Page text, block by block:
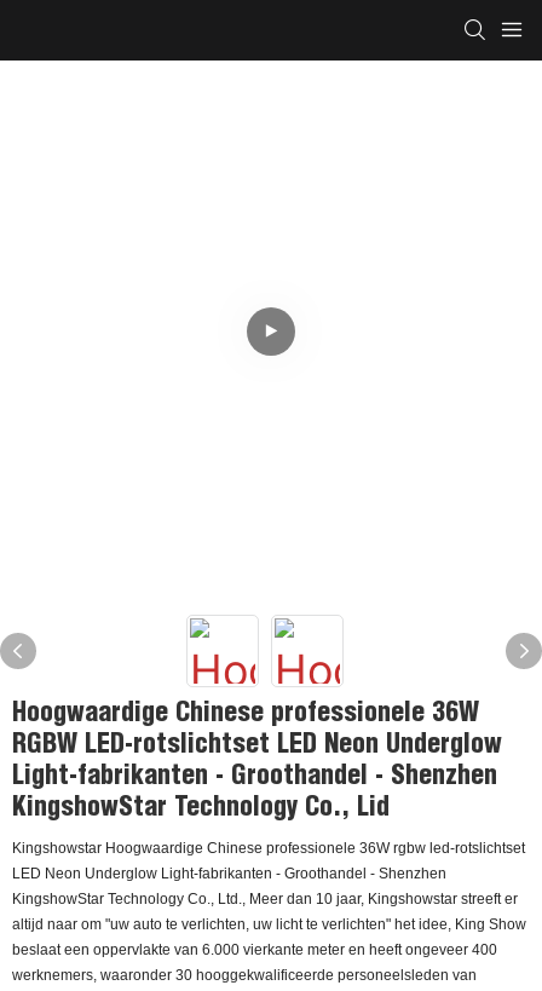
Hoogwaardige Chinese professionele 36W
RGBW LED-rotslichtset LED Neon Underglow
Light-fabrikanten - Groothandel - Shenzhen
KingshowStar Technology Co., Lid
Kingshowstar Hoogwaardige Chinese professionele 36W rgbw led-rotslichtset
LED Neon Underglow Light-fabrikanten - Groothandel - Shenzhen
KingshowStar Technology Co., Ltd., Meer dan 10 jaar, Kingshowstar streeft er
altijd naar om "uw auto te verlichten, uw licht te verlichten" het idee, King Show
beslaat een oppervlakte van 6.000 vierkante meter en heeft ongeveer 400
werknemers, waaronder 30 hooggekwalificeerde personeelsleden van